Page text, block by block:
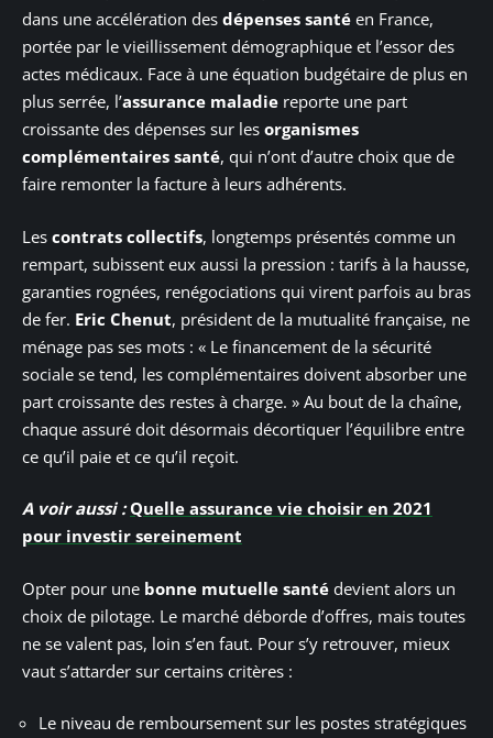
dans une accélération des dépenses santé en France,
portée par le vieillissement démographique et l’essor des
actes médicaux. Face à une équation budgétaire de plus en
plus serrée, l’assurance maladie reporte une part
croissante des dépenses sur les organismes
complémentaires santé, qui n’ont d’autre choix que de
faire remonter la facture à leurs adhérents.
Les contrats collectifs, longtemps présentés comme un
rempart, subissent eux aussi la pression : tarifs à la hausse,
garanties rognées, renégociations qui virent parfois au bras
de fer. Eric Chenut, président de la mutualité française, ne
ménage pas ses mots : « Le financement de la sécurité
sociale se tend, les complémentaires doivent absorber une
part croissante des restes à charge. » Au bout de la chaîne,
chaque assuré doit désormais décortiquer l’équilibre entre
ce qu’il paie et ce qu’il reçoit.
A voir aussi : Quelle assurance vie choisir en 2021
pour investir sereinement
Opter pour une bonne mutuelle santé devient alors un
choix de pilotage. Le marché déborde d’offres, mais toutes
ne se valent pas, loin s’en faut. Pour s’y retrouver, mieux
vaut s’attarder sur certains critères :
Le niveau de remboursement sur les postes stratégiques